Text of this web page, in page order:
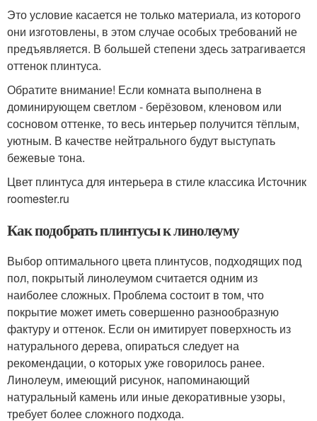
Это условие касается не только материала, из которого
они изготовлены, в этом случае особых требований не
предъявляется. В большей степени здесь затрагивается
оттенок плинтуса.
Обратите внимание! Если комната выполнена в
доминирующем светлом - берёзовом, кленовом или
сосновом оттенке, то весь интерьер получится тёплым,
уютным. В качестве нейтрального будут выступать
бежевые тона.
Цвет плинтуса для интерьера в стиле классика Источник
roomester.ru
Как подобрать плинтусы к линолеуму
Выбор оптимального цвета плинтусов, подходящих под
пол, покрытый линолеумом считается одним из
наиболее сложных. Проблема состоит в том, что
покрытие может иметь совершенно разнообразную
фактуру и оттенок. Если он имитирует поверхность из
натурального дерева, опираться следует на
рекомендации, о которых уже говорилось ранее.
Линолеум, имеющий рисунок, напоминающий
натуральный камень или иные декоративные узоры,
требует более сложного подхода.